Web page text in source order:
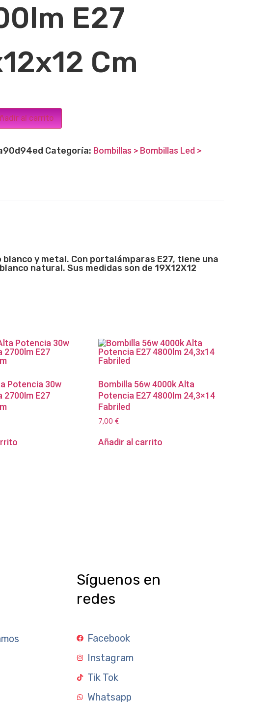
E27
Cm
al carrito
Categoría: Bombillas > Bombillas Led >
blanco y metal. Con portalámparas E27, tiene una
natural. Sus medidas son de 19X12X12
Potencia 30w
2700lm E27
Bombilla 56w 4000k Alta
Potencia E27 4800lm 24,3×14
Fabriled
7,00€
Añadir al carrito
Síguenos en
redes
Facebook
Instagram
Tik Tok
Whatsapp